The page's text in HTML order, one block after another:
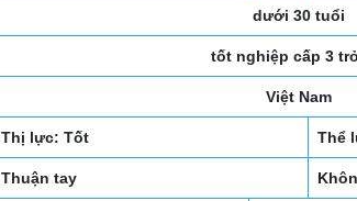
dưới 30 tuổi
tốt nghiệp cấp 3
Việt Nam
Thị lực: Tốt Thể
Thuận tay